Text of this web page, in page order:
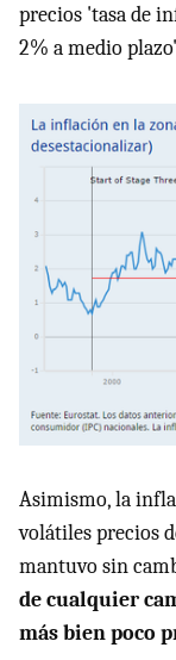
precios 'tasa de
2% a medio
Asimismo, la
volátiles precios
mantuvo sin
de cualquier
más bien poco